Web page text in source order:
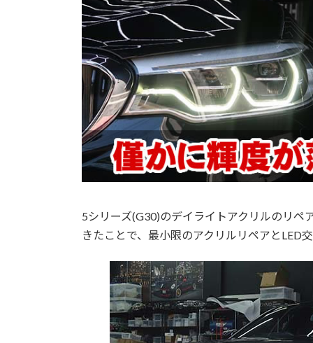
5シリーズ(G30)のデイライトアクリルのリ
きたことで、最小限のアクリルリペアとLED